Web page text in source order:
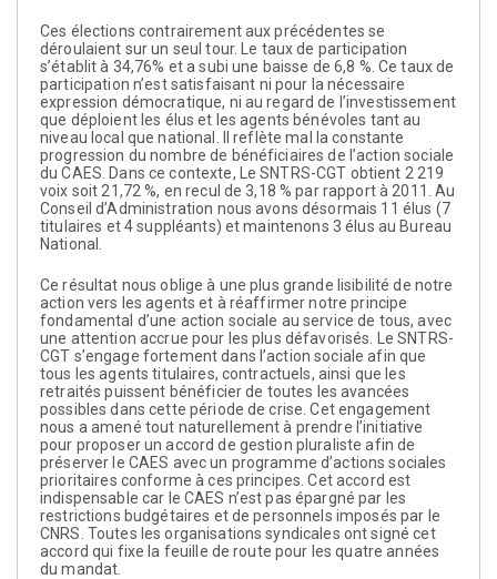
Ces élections contrairement aux précédentes se
déroulaient sur un seul tour. Le taux de participation
s’établit à 34,76% et a subi une baisse de 6,8 %. Ce taux de
participation n’est satisfaisant ni pour la nécessaire
expression démocratique, ni au regard de l’investissement
que déploient les élus et les agents bénévoles tant au
niveau local que national. Il reflète mal la constante
progression du nombre de bénéficiaires de l’action sociale
du CAES. Dans ce contexte, Le SNTRS-CGT obtient 2 219
voix soit 21,72 %, en recul de 3,18 % par rapport à 2011. Au
Conseil d’Administration nous avons désormais 11 élus (7
titulaires et 4 suppléants) et maintenons 3 élus au Bureau
National.
Ce résultat nous oblige à une plus grande lisibilité de notre
action vers les agents et à réaffirmer notre principe
fondamental d’une action sociale au service de tous, avec
une attention accrue pour les plus défavorisés. Le SNTRS-
CGT s’engage fortement dans l’action sociale afin que
tous les agents titulaires, contractuels, ainsi que les
retraités puissent bénéficier de toutes les avancées
possibles dans cette période de crise. Cet engagement
nous a amené tout naturellement à prendre l’initiative
pour proposer un accord de gestion pluraliste afin de
préserver le CAES avec un programme d’actions sociales
prioritaires conforme à ces principes. Cet accord est
indispensable car le CAES n’est pas épargné par les
restrictions budgétaires et de personnels imposés par le
CNRS. Toutes les organisations syndicales ont signé cet
accord qui fixe la feuille de route pour les quatre années
du mandat.